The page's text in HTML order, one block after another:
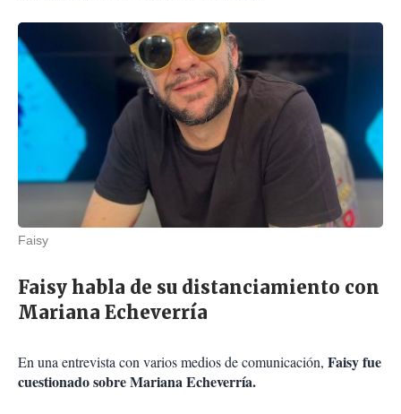
Faisy
Faisy habla de su distanciamiento con
Mariana Echeverría
En una entrevista con varios medios de comunicación, Faisy fue
cuestionado sobre Mariana Echeverría.